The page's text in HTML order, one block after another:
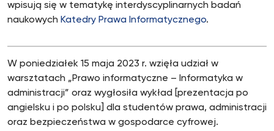
wpisują się w tematykę interdyscyplinarnych badań
naukowych Katedry Prawa Informatycznego.
W poniedziałek 15 maja 2023 r. wzięła udział w
warsztatach „Prawo informatyczne – Informatyka w
administracji” oraz wygłosiła wykład [prezentacja po
angielsku i po polsku] dla studentów prawa, administracji
oraz bezpieczeństwa w gospodarce cyfrowej.